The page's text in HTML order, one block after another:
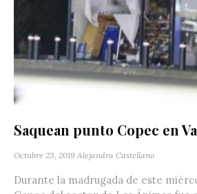
Saquean punto Copec en
Octubre 23, 2019 Alejandra Castellano
Durante la madrugada de este